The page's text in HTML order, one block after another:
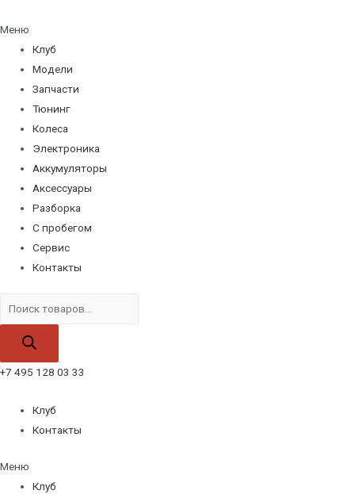
Меню
Клуб
Модели
Запчасти
Тюнинг
Колеса
Электроника
Аккумуляторы
Аксессуары
Разборка
С пробегом
Сервис
Контакты
товаров
+7 495 128 03 33
Клуб
Контакты
Меню
Клуб